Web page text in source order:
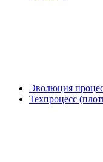
Эволюция
Техпроцесс